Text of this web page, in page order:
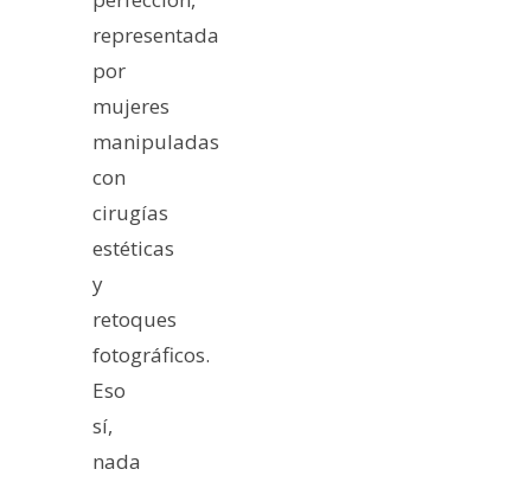
representada
por
mujeres
manipuladas
con
cirugías
estéticas
y
retoques
fotográficos.
Eso
sí,
nada